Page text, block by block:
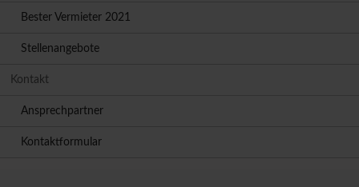
Bester Vermieter 2021
Stellenangebote
Kontakt
Ansprechpartner
Kontaktformular